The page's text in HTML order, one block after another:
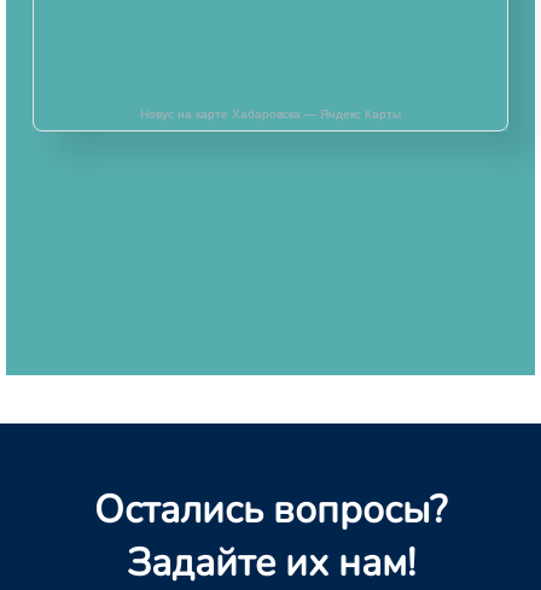
Новус на карте Хабаровска — Яндекс Карты
Остались вопросы?
Задайте их нам!